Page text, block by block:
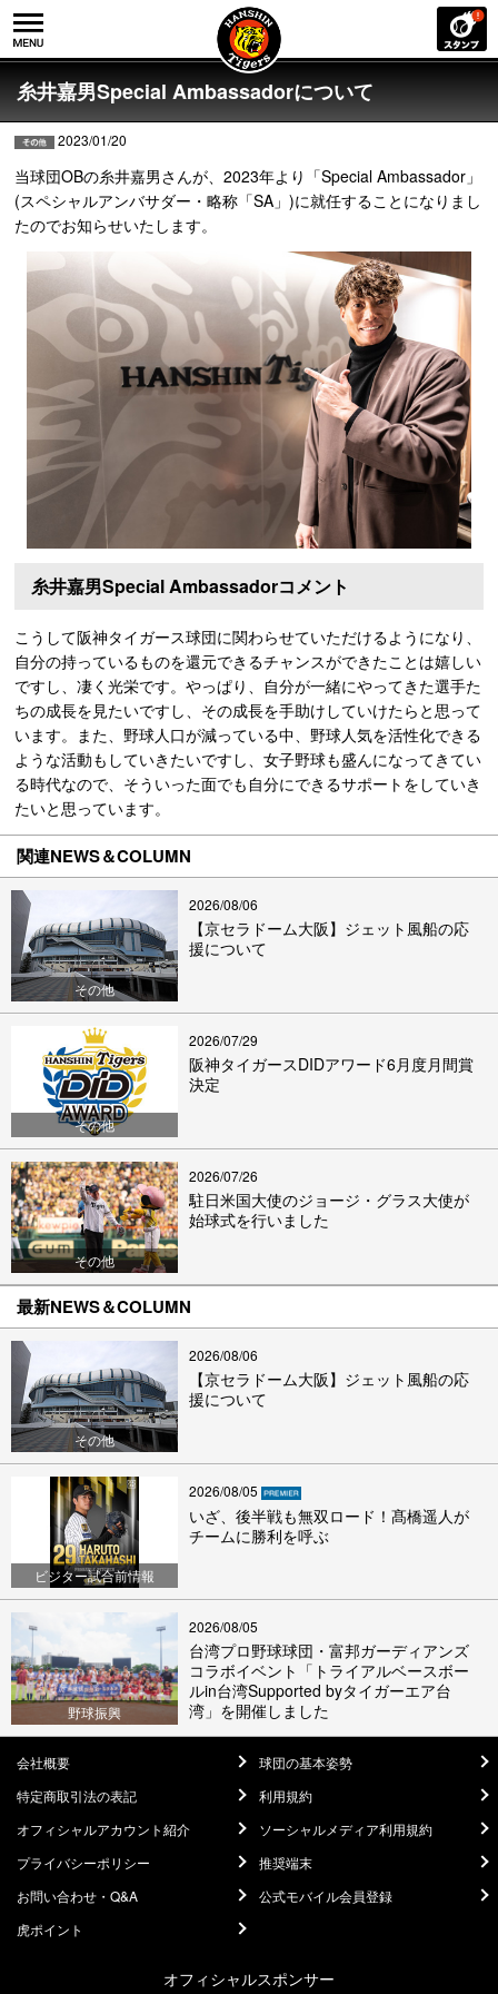
糸井嘉男Special Ambassadorについて
2023/01/20
当球団OBの糸井嘉男さんが、2023年より「Special Ambassador」
(スペシャルアンバサダー・略称「SA」)に就任することになりまし
たのでお知らせいたします。
糸井嘉男Special Ambassadorコメント
こうして阪神タイガース球団に関わらせていただけるようになり、
自分の持っているものを還元できるチャンスができたことは嬉しい
ですし、凄く光栄です。やっぱり、自分が一緒にやってきた選手た
ちの成長を見たいですし、その成長を手助けしていけたらと思って
います。また、野球人口が減っている中、野球人気を活性化できる
ような活動もしていきたいですし、女子野球も盛んになってきてい
る時代なので、そういった面でも自分にできるサポートをしていき
たいと思っています。
関連NEWS＆COLUMN
その他
2026/08/06
【京セラドーム大阪】ジェット風船の応
援について
その他
2026/07/29
阪神タイガースDIDアワード6月度月間賞
決定
その他
2026/07/26
駐日米国大使のジョージ・グラス大使が
始球式を行いました
最新NEWS＆COLUMN
その他
2026/08/06
【京セラドーム大阪】ジェット風船の応
援について
ビジター試合前情報
2026/08/05
いざ、後半戦も無双ロード！髙橋遥人が
チームに勝利を呼ぶ
野球振興
2026/08/05
台湾プロ野球球団・富邦ガーディアンズ
コラボイベント「トライアルベースボー
ルin台湾Supported byタイガーエア台
湾」を開催しました
会社概要
球団の基本姿勢
特定商取引法の表記
利用規約
オフィシャルアカウント紹介
ソーシャルメディア利用規約
プライバシーポリシー
推奨端末
お問い合わせ・Q&A
公式モバイル会員登録
虎ポイント
オフィシャルスポンサー